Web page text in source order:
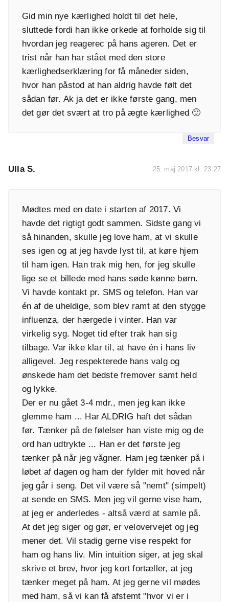
Gid min nye kærlighed holdt til det hele,
sluttede fordi han ikke orkede at forholde sig til
hvordan jeg reagerec på hans ageren. Det er
trist når han har stået med den store
kærlighedserklæring for få måneder siden,
hvor han påstod at han aldrig havde følt det
sådan før. Ak ja det er ikke første gang, men
det gør det svært at tro på ægte kærlighed 🙂
Besvar
Ulla S. 25. maj 2017 kl. 23:27
Mødtes med en date i starten af 2017. Vi
havde det rigtigt godt sammen. Sidste gang vi
så hinanden, skulle jeg love ham, at vi skulle
ses igen og at jeg havde lyst til, at køre hjem
til ham igen. Han trak mig hen, for jeg skulle
lige se et billede med hans søde kønne børn.
Vi havde kontakt pr. SMS og telefon. Han var
én af de uheldige, som blev ramt at den stygge
influenza, der hærgede i vinter. Han var
virkelig syg. Noget tid efter trak han sig
tilbage. Var ikke klar til, at have én i hans liv
alligevel. Jeg respekterede hans valg og
ønskede ham det bedste fremover samt held
og lykke.
Der er nu gået 3-4 mdr., men jeg kan ikke
glemme ham ... Har ALDRIG haft det sådan
før. Tænker på de følelser han viste mig og de
ord han udtrykte ... Han er det første jeg
tænker på når jeg vågner. Ham jeg tænker på i
løbet af dagen og ham der fylder mit hoved når
jeg går i seng. Det vil være så "nemt" (simpelt)
at sende en SMS. Men jeg vil gerne vise ham,
at jeg er anderledes - altså værd at samle på.
At det jeg siger og gør, er velovervejet og jeg
mener det. Vil stadig gerne vise respekt for
ham og hans liv. Min intuition siger, at jeg skal
skrive et brev, hvor jeg kort fortæller, at jeg
tænker meget på ham. At jeg gerne vil mødes
med ham, så vi kan få afstemt "hvor vi er i